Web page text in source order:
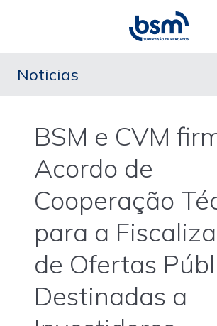
Noticias
BSM e CVM
Acordo de
Cooperação
para a
de Ofertas
Destinadas a